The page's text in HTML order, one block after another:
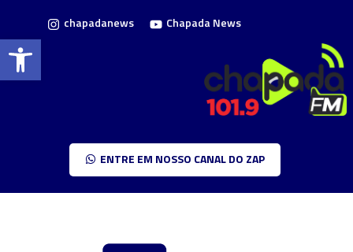
Barra de Ferramentas Aberta
chapadanews Chapada News
ENTRE EM NOSSO CANAL DO ZAP